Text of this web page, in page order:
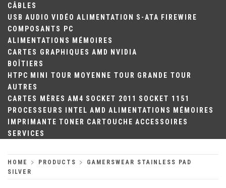
CÂBLES
USB AUDIO VIDÉO ALIMENTATION S-ATA FIREWIRE
COMPOSANTS PC
ALIMENTATIONS
MÉMOIRES
CARTES GRAPHIQUES AMD
NVIDIA
BOÎTIERS
HTPC MINI TOUR MOYENNE TOUR GRANDE TOUR
AUTRES
CARTES MÈRES AM4 SOCKET 2011
SOCKET 1151
PROCESSEURS
INTEL AMD ALIMENTATIONS
MÉMOIRES
IMPRIMANTE TONER CARTOUCHE ACCESSOIRES
SERVICES
HOME PRODUCTS
GAMERSWEAR STAINLESS PAD
SILVER